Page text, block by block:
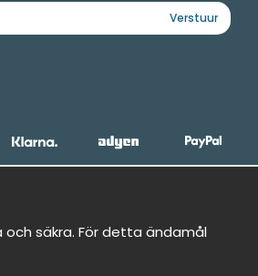
Verstuur
säkra. För detta ändamål